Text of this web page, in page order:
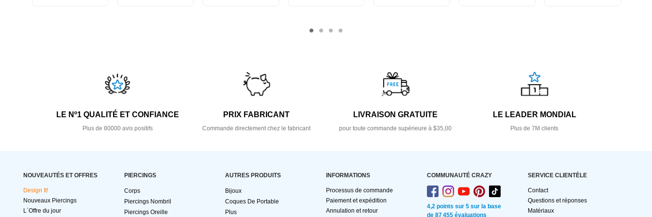
LE Nº1 QUALITÉ ET CONFIANCE
Plus de 80000 avis positifs
PRIX FABRICANT
Commande directement chez le fabricant
LIVRAISON GRATUITE
pour toute commande supérieure à $35,00
LE LEADER MONDIAL
Plus de 7M clients
NOUVEAUTÉS ET OFFRES
Design It!
Nouveaux Piercings
L´Offre du jour
PIERCINGS
Corps
Piercings Nombril
Piercings Oreille
AUTRES PRODUITS
Bijoux
Coques De Portable
Plus
INFORMATIONS
Processus de commande
Paiement et expédition
Annulation et retour
COMMUNAUTÉ CRAZY
4,2 points sur 5 sur la base
de 87 455 évaluations
SERVICE CLIENTÈLE
Contact
Questions et réponses
Matériaux